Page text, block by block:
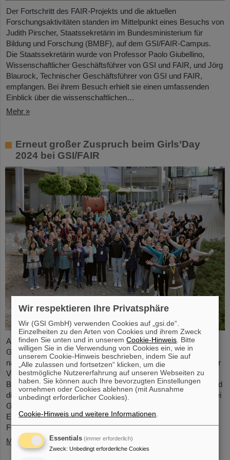
Der Fortschritt des FAIR-Projekts und die aktuellen
Forschungsaktivitäten standen im Mittelpunkt eines Besuchs von
Judith Pirscher, Staatssekretärin im Bundesministerium für
Bildung und Forschung (BMBF), auf dem GSI/FAIR-Campus.
Die Staatssekretärin wurde von Professor Paolo Giubellino,
Wissenschaftlicher Geschäftsführer von GSI und FAIR, und Jörg
Blaurock, Technischer Geschäftsführer von GSI und FAIR,
empfangen. Bei ihrem Besuch erhielt sie einen umfassenden
Einblick über die wissenschaftlichen…
Mehr »
Erneut großer Zuspruch beim Girls’Day
2024 bei GSI/FAIR
Auch im Jahr 2024 erfreute sich der bundesweite Aktionstag
Girls’Day bei GSI/FAIR wieder großer Nachfrage. Dieses Mal
nahmen 68 Mädchen im Alter zwischen elf und 17 Jahren an der
Veranstaltung teil und informierten sich über die
Beschleunigeranlagen und Experimente, über die Forschung und
die Infrastruktur sowie insbesondere über das Berufsangebot bei
GSI und FAIR. Die Mädchen nutzten den Girls’Day, um einen
Einblick in die vielfältigen Tätigkeiten in einer internationalen
Forschungseinrichtung…
Mehr »
Wir respektieren Ihre Privatsphäre
Wir (GSI GmbH) verwenden Cookies auf „gsi.de“.
Einzelheiten zu den Arten von Cookies und ihrem Zweck
finden Sie unten und in unseremCookie-Hinweis . Bitte
willigen Sie in die Verwendung von Cookies ein, wie in
unserem Cookie-Hinweis beschrieben, indem Sie auf
„Alle zulassen und fortsetzen“ klicken, um die
bestmögliche Nutzererfahrung auf unseren Webseiten zu
haben. Sie können auch Ihre bevorzugten Einstellungen
vornehmen oder Cookies ablehnen (mit Ausnahme
unbedingt erforderlicher Cookies).
Cookie-Hinweis und weitere Informationen
Essentials (immer erforderlich)
Zweck: Unbedingt erforderliche Cookies